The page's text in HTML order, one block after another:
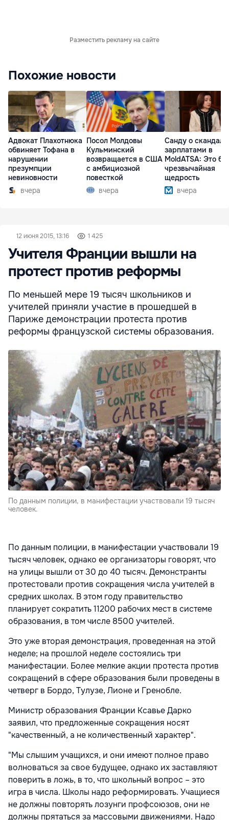
Разместить рекламу на сайте
Похожие новости
Адвокат Плахотнюка
обвиняет Тофана в
нарушении
презумпции
невиновности
вчера
Посол Молдовы
Кульминский
возвращается в США
с амбициозной
повесткой
вчера
Санду о
зарплатами в
MoldATSA: Это
чрезвычайная
щедрость
вчера
12 июня 2015, 13:16 1 425
Учителя Франции вышли на
протест против реформы
По меньшей мере 19 тысяч школьников и
учителей приняли участие в прошедшей в
Париже демонстрации протеста против
реформы французской системы образования.
По данным полиции, в манифестации участвовали 19 тысяч
человек.
По данным полиции, в манифестации участвовали 19
тысяч человек, однако ее организаторы говорят, что
на улицы вышли от 30 до 40 тысяч. Демонстранты
протестовали против сокращения числа учителей в
средних школах. В этом году правительство
планирует сократить 11200 рабочих мест в системе
образования, в том числе 8500 учителей.
Это уже вторая демонстрация, проведенная на этой
неделе; на прошлой неделе состоялись три
манифестации. Более мелкие акции протеста против
сокращений в сфере образования были проведены в
четверг в Бордо, Тулузе, Лионе и Гренобле.
Министр образования Франции Ксавье Дарко
заявил, что предложенные сокращения носят
"качественный, а не количественный характер".
"Мы слышим учащихся, и они имеют полное право
волноваться за свое будущее, однако их заставляют
поверить в ложь, в то, что школьный вопрос – это
игра в числа. Школы надо реформировать. Учащиеся
не должны повторять лозунги профсоюзов, они не
должны прятаться за массовыми движениями. Надо